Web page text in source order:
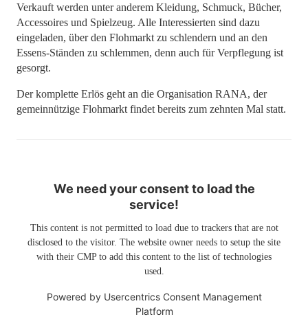
Verkauft werden unter anderem Kleidung, Schmuck, Bücher,
Accessoires und Spielzeug. Alle Interessierten sind dazu
eingeladen, über den Flohmarkt zu schlendern und an den
Essens-Ständen zu schlemmen, denn auch für Verpflegung ist
gesorgt.
Der komplette Erlös geht an die Organisation RANA, der
gemeinnützige Flohmarkt findet bereits zum zehnten Mal statt.
We need your consent to load the
service!
This content is not permitted to load due to trackers that are not
disclosed to the visitor. The website owner needs to setup the site
with their CMP to add this content to the list of technologies
used.
Powered by Usercentrics Consent Management
Platform